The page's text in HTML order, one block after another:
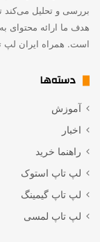
بررسی و تحلیل می‌کند
هدف ما ارائه محتوای
است. همراه ایران لپ
دسته‌ها
آموزش
اخبار
راهنما خرید
لپ تاپ استوک
لپ تاپ گیمینگ
لپ تاپ لمسی